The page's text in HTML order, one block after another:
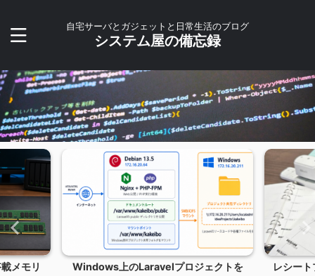
自宅サーバとガジェットと日常生活のブログ
システム屋の備忘録
メモリ
Windows上のLaravelプロジェクトを
レシー